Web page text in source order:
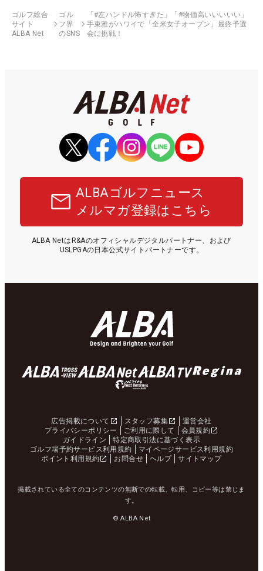
ゴルフ総合
サイト
ALBA Net
ゴル
フ界
のSNS
「#左ハンドル怖すぎた」「#物価高いいいいい」
手束雅がハワイで「全米女子オープン」最終予選
会に挑戦！
ALBAゴルフニュース
メルマガ登録はこちら
ALBA NetはR&Aのオフィシャルデジタルパートナー、および
USLPGAの日本公式サイトパートナーです。
広告掲載について スタッフ募集
運営会社
プライバシーポリシー
ご利用に際して
会員規約
ガイドライン
特定商取引法に基づく表示
ゴルフ場予約サービス利用規約
マイページサービス利用規約
ポイント利用規約
お問合せ ヘルプ サイトマップ
掲載されている全てのコンテンツの無断での転載、転用、コピー等は禁じま
す。
© ALBA Net